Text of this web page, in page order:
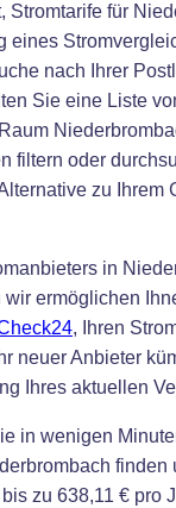
Stromtarife für
eines
nach Ihrer
Sie eine Liste
filtern oder
zu Ihrem
in
ermöglichen
, Ihren
neuer Anbieter
Ihres aktuellen
in wenigen
finden
zu 638,11 € pro